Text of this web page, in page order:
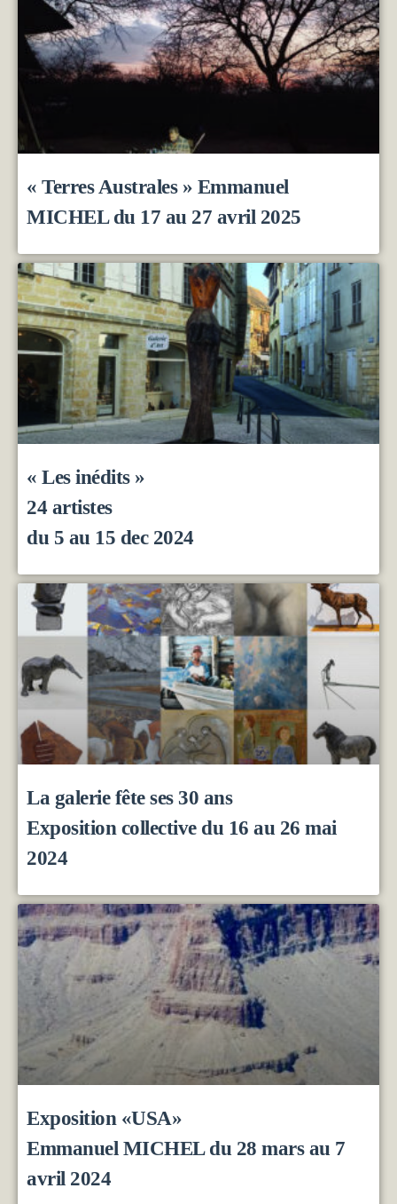
« Terres Australes » Emmanuel
MICHEL du 17 au 27 avril 2025
« Les inédits »
24 artistes
du 5 au 15 dec 2024
La galerie fête ses 30 ans
Exposition collective du 16 au 26 mai
2024
Exposition «USA»
Emmanuel MICHEL du 28 mars au 7
avril 2024